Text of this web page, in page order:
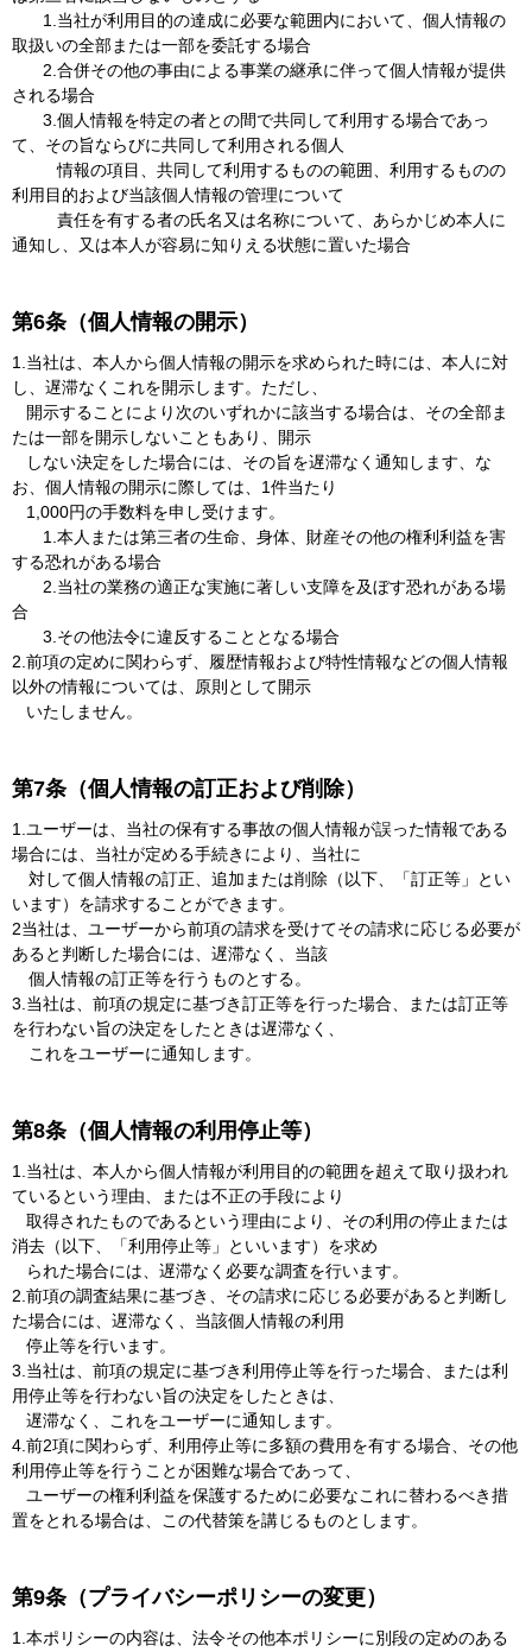
1.当社が利用目的の達成に必要な範囲内において、個人情報の
取扱いの全部または一部を委託する場合
2.合併その他の事由による事業の継承に伴って個人情報が提供
される場合
3.個人情報を特定の者との間で共同して利用する場合であっ
て、その旨ならびに共同して利用される個人
情報の項目、共同して利用するものの範囲、利用するものの
利用目的および当該個人情報の管理について
責任を有する者の氏名又は名称について、あらかじめ本人に
通知し、又は本人が容易に知りえる状態に置いた場合
第6条（個人情報の開示）
1.当社は、本人から個人情報の開示を求められた時には、本人に対
し、遅滞なくこれを開示します。ただし、
開示することにより次のいずれかに該当する場合は、その全部ま
たは一部を開示しないこともあり、開示
しない決定をした場合には、その旨を遅滞なく通知します、な
お、個人情報の開示に際しては、1件当たり
1,000円の手数料を申し受けます。
1.本人または第三者の生命、身体、財産その他の権利利益を害
する恐れがある場合
2.当社の業務の適正な実施に著しい支障を及ぼす恐れがある場
合
3.その他法令に違反することとなる場合
2.前項の定めに関わらず、履歴情報および特性情報などの個人情報
以外の情報については、原則として開示
いたしません。
第7条（個人情報の訂正および削除）
1.ユーザーは、当社の保有する事故の個人情報が誤った情報である
場合には、当社が定める手続きにより、当社に
対して個人情報の訂正、追加または削除（以下、「訂正等」とい
います）を請求することができます。
2当社は、ユーザーから前項の請求を受けてその請求に応じる必要が
あると判断した場合には、遅滞なく、当該
個人情報の訂正等を行うものとする。
3.当社は、前項の規定に基づき訂正等を行った場合、または訂正等
を行わない旨の決定をしたときは遅滞なく、
これをユーザーに通知します。
第8条（個人情報の利用停止等）
1.当社は、本人から個人情報が利用目的の範囲を超えて取り扱われ
ているという理由、または不正の手段により
取得されたものであるという理由により、その利用の停止または
消去（以下、「利用停止等」といいます）を求め
られた場合には、遅滞なく必要な調査を行います。
2.前項の調査結果に基づき、その請求に応じる必要があると判断し
た場合には、遅滞なく、当該個人情報の利用
停止等を行います。
3.当社は、前項の規定に基づき利用停止等を行った場合、または利
用停止等を行わない旨の決定をしたときは、
遅滞なく、これをユーザーに通知します。
4.前2項に関わらず、利用停止等に多額の費用を有する場合、その他
利用停止等を行うことが困難な場合であって、
ユーザーの権利利益を保護するために必要なこれに替わるべき措
置をとれる場合は、この代替策を講じるものとします。
第9条（プライバシーポリシーの変更）
1.本ポリシーの内容は、法令その他本ポリシーに別段の定めのある